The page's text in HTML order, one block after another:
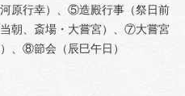
原行幸）、⑤造殿行事（祭日前
朝、斎場・大嘗宮）、⑦大嘗宮
、⑧節会（辰巳午日）